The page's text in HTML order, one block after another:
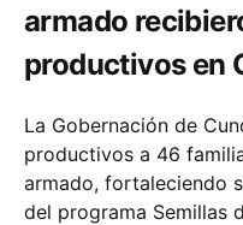
armado
productivos en
La Gobernación de
productivos a 46
armado, fortaleciendo
del programa Semillas